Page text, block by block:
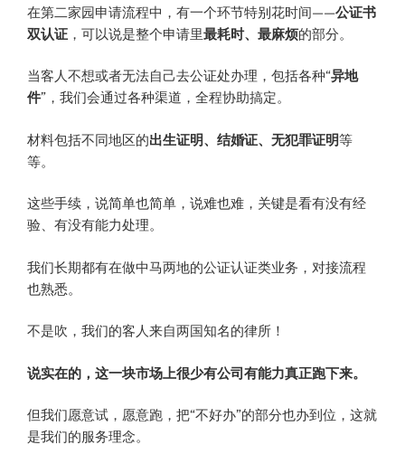
在第二家园申请流程中，有一个环节特别花时间——公证书
双认证 ，可以说是整个申请里最耗时、最麻烦的部分。
当客人不想或者无法自己去公证处办理，包括各种“异地
件”，我们会通过各种渠道，全程协助搞定。
材料包括不同地区的出生证明、结婚证、无犯罪证明等
等。
这些手续，说简单也简单，说难也难，关键是看有没有经
验、有没有能力处理。
我们长期都有在做中马两地的公证认证类业务，对接流程
也熟悉。
不是吹，我们的客人来自两国知名的律所！
说实在的，这一块市场上很少有公司有能力真正跑下来。
但我们愿意试，愿意跑，把“不好办”的部分也办到位，这就
是我们的服务理念。